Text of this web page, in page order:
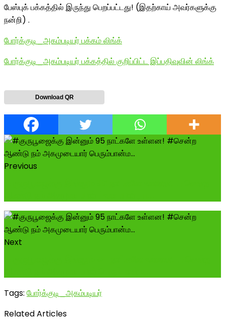
பேஸ்புக் பக்கத்தில் இருந்து பெறப்பட்டது! (இதற்காய் அவர்களுக்கு
நன்றி) .
போர்க்குடி_அகம்படியர் பக்கம் லிங்க்
போர்க்குடி_அகம்படியர் பக்கத்தில் குறிப்பிட்ட இப்பதிவுவின் லிங்க்
Download QR
Previous
Next
Tags: போர்க்குடி_அகம்படியர்
Related Articles